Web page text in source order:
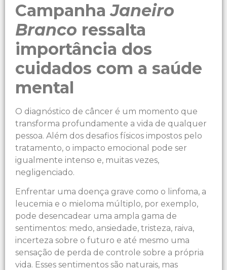
CampanhaJaneiro
Branco ressalta
importância dos
cuidados com a saúde
mental
O diagnóstico de câncer é um momento que
transforma profundamente a vida de qualquer
pessoa. Além dos desafios físicos impostos pelo
tratamento, o impacto emocional pode ser
igualmente intenso e, muitas vezes,
negligenciado.
Enfrentar uma doença grave como o linfoma, a
leucemia e o mieloma múltiplo, por exemplo,
pode desencadear uma ampla gama de
sentimentos: medo, ansiedade, tristeza, raiva,
incerteza sobre o futuro e até mesmo uma
sensação de perda de controle sobre a própria
vida. Esses sentimentos são naturais, mas